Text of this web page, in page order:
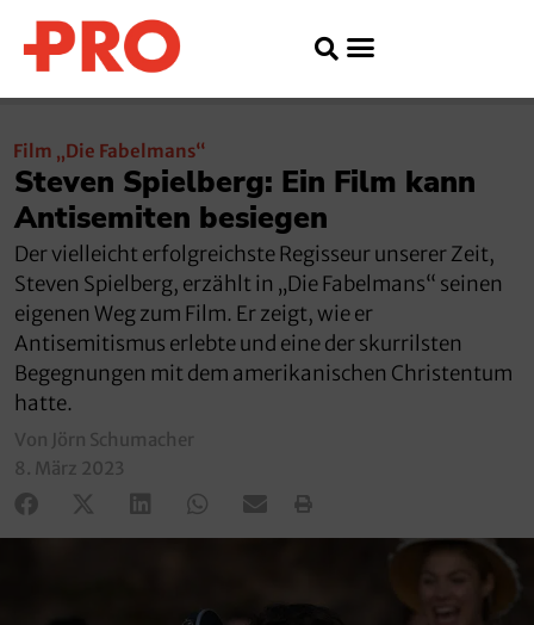
Film „Die Fabelmans“
Steven Spielberg: Ein Film kann
Antisemiten besiegen
Der vielleicht erfolgreichste Regisseur unserer Zeit,
Steven Spielberg, erzählt in „Die Fabelmans“ seinen
eigenen Weg zum Film. Er zeigt, wie er
Antisemitismus erlebte und eine der skurrilsten
Begegnungen mit dem amerikanischen Christentum
hatte.
Von Jörn Schumacher
8. März 2023